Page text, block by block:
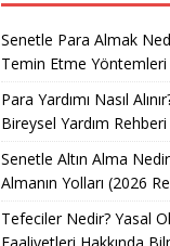
Senetle Para Almak
Temin Etme Yöntemleri
Para Yardımı Nasıl
Bireysel Yardım
Senetle Altın Alma
Almanın Yolları (2026
Tefeciler Nedir? Yasal
Faaliyetleri Hakkında